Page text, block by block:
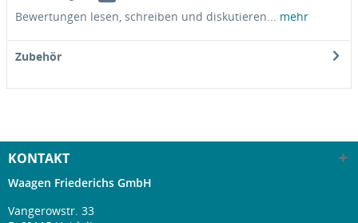
Bewertungen lesen, schreiben und diskutieren...
mehr
Zubehör
KONTAKT
Waagen Friederichs GmbH
Vangerowstr. 33